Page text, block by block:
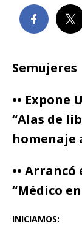
Semujeres
•• Expone
“Alas de
homenaje
••
“Médico
INICIAMOS: